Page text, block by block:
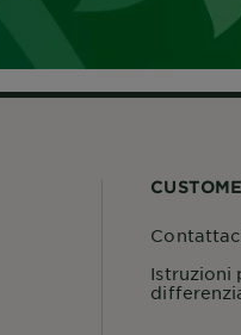
Istruzioni